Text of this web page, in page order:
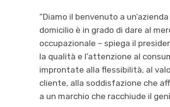
“Diamo il benvenuto a
domicilio è in grado di dare al
occupazionale – spiega il
la qualità e l’attenzione al
improntate alla flessibilità, al
cliente, alla soddisfazione che
a un marchio che racchiude il